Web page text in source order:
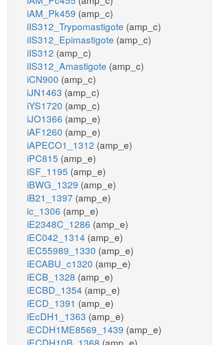
iAM_Pk459 (amp_c)
iIS312_Trypomastigote (amp_c)
iIS312_Epimastigote (amp_c)
iIS312 (amp_c)
iIS312_Amastigote (amp_c)
iCN900 (amp_c)
iJN1463 (amp_c)
iYS1720 (amp_c)
iJO1366 (amp_e)
iAF1260 (amp_e)
iAPECO1_1312 (amp_e)
iPC815 (amp_e)
iSF_1195 (amp_e)
iBWG_1329 (amp_e)
iB21_1397 (amp_e)
ic_1306 (amp_e)
iE2348C_1286 (amp_e)
iEC042_1314 (amp_e)
iEC55989_1330 (amp_e)
iECABU_c1320 (amp_e)
iECB_1328 (amp_e)
iECBD_1354 (amp_e)
iECD_1391 (amp_e)
iEcDH1_1363 (amp_e)
iECDH1ME8569_1439 (amp_e)
iECDH10B_1368 (amp_e)